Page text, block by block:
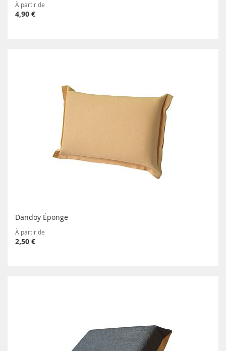
À partir de
4,90 €
Dandoy Éponge
À partir de
2,50 €